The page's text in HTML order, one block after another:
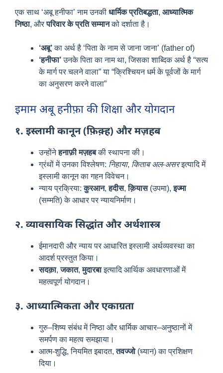
एक साथ ‘अबू हनीफा’ नाम उनकी धार्मिक प्रतिबद्धता, आध्यात्मिक
निष्ठा, औरपरिवार के प्रति सम्मानको दर्शाता है।
‘अबू’का अर्थ है ‘पिता के नाम से जाना जाना’ (father of)
‘हनीफा’उनके पिता का नाम था, जिसका शाब्दिक अर्थ है “सत्य
के मार्ग पर चलने वाला” या “क्रिश्चियन धर्म के पूर्वजों के मार्ग
का अनुसरण करने वाला”
इमाम अबू हनीफ़ा की शिक्षा और योगदान
१. इस्लामी कानून (फ़िक़्ह) और मज़हब
उन्होंनेहनाफ़ी मज़हबकी स्थापना की।
ग्रंथों में उनका विश्लेषण: निहाया, किताब अल-असरइत्यादि में
इस्लामी कानून का गहन विवेचन।
न्याय प्रक्रिया:कुरआन,हदीस,क़ियास(उपमा),इज्मा
(सम्मति) के आधार पर न्यायनिर्माण।
२. व्यावसायिक सिद्धांत और अर्थशास्त्र
ईमानदारी और न्याय पर आधारित इस्लामी अर्थव्यवस्था का
आदर्श प्रस्तुत किया।
सदक़ा,जकात,मुदारबाइत्यादि आर्थिक अवधारणाओं में
महत्वपूर्ण योगदान।
३. आध्यात्मिकता और एकाग्रता
गुरु–शिष्य संबंध में निष्ठा और धार्मिक आचार–अनुष्ठानों में
समर्पण का महत्व समझाया।
आत्म-शुद्धि, नियमित इबादत,तवज्जो(ध्यान) का प्रशिक्षण
दिया।